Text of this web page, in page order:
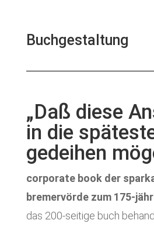
Buchgestaltung
„Daß diese
in die
gedeihen
corporate book der
bremervörde zum 175-
das 200-seitige buch